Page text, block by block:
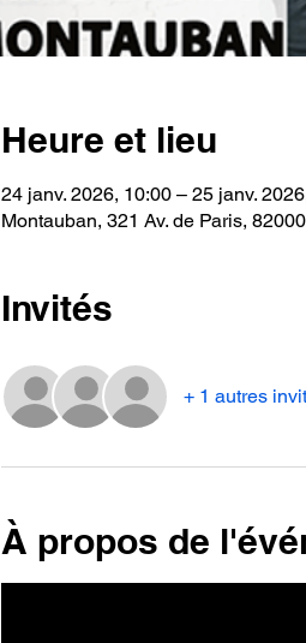
Heure et lieu
24 janv. 2026, 10:00 – 25 janv.
Montauban, 321 Av. de Paris,
Invités
+ 1 autres
À propos de